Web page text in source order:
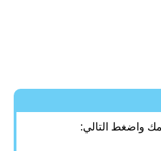
واضغط التالي: